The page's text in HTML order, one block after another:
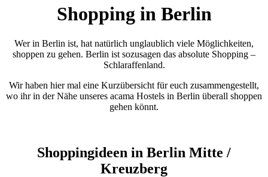
Shopping in Berlin
Wer in Berlin ist, hat natürlich unglaublich viele Möglichkeiten,
shoppen zu gehen. Berlin ist sozusagen das absolute Shopping –
Schlaraffenland.
Wir haben hier mal eine Kurzübersicht für euch zusammengestellt,
wo ihr in der Nähe unseres acama Hostels in Berlin überall shoppen
gehen könnt.
Shoppingideen in Berlin Mitte /
Kreuzberg